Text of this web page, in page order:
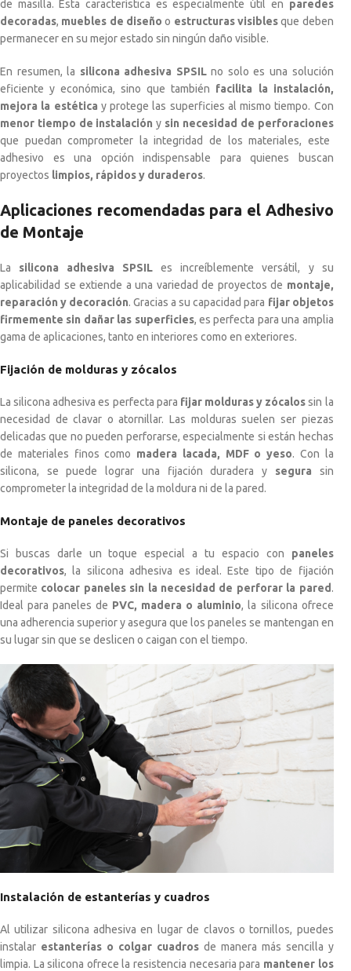
de masilla. Esta característica es especialmente útil en paredes
decoradas, muebles de diseño o estructuras visiblesque deben
permanecer en su mejor estado sin ningún daño visible.
En resumen, la silicona adhesiva SPSILno solo es una solución
eficiente y económica, sino que también facilita la instalación,
mejora la estética y protege las superficies al mismo tiempo. Con
menor tiempo de instalación y sin necesidad de perforaciones
que puedan comprometer la integridad de los materiales, este
adhesivo es una opción indispensable para quienes buscan
proyectos limpios, rápidos y duraderos.
Aplicaciones recomendadas para el Adhesivo
de Montaje
La silicona adhesiva SPSIL es increíblemente versátil, y su
aplicabilidad se extiende a una variedad de proyectos de montaje,
reparación y decoración. Gracias a su capacidad para fijar objetos
firmemente sin dañar las superficies, es perfecta para una amplia
gama de aplicaciones, tanto en interiores como en exteriores.
Fijación de molduras y zócalos
La silicona adhesiva es perfecta para fijar molduras y zócalossin la
necesidad de clavar o atornillar. Las molduras suelen ser piezas
delicadas que no pueden perforarse, especialmente si están hechas
de materiales finos como madera lacada, MDF o yeso. Con la
silicona, se puede lograr una fijación duradera y segura sin
comprometer la integridad de la moldura ni de la pared.
Montaje de paneles decorativos
Si buscas darle un toque especial a tu espacio con paneles
decorativos, la silicona adhesiva es ideal. Este tipo de fijación
permite colocar paneles sin la necesidad de perforar la pared.
Ideal para paneles de PVC, madera o aluminio, la silicona ofrece
una adherencia superior y asegura que los paneles se mantengan en
su lugar sin que se deslicen o caigan con el tiempo.
Instalación de estanterías y cuadros
Al utilizar silicona adhesiva en lugar de clavos o tornillos, puedes
instalar estanterías o colgar cuadrosde manera más sencilla y
limpia. La silicona ofrece la resistencia necesaria para mantener los